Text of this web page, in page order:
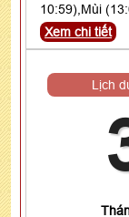
10:59),Mùi
Xem chi tiết
Lịch